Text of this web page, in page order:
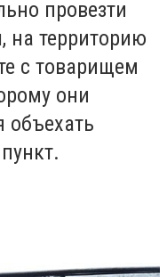
провезти
на территорию
с товарищем
они